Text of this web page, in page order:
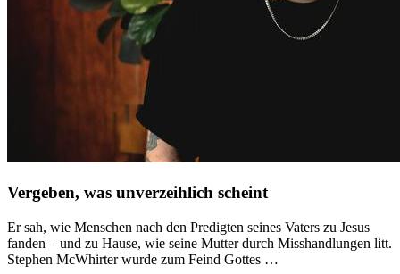
Vergeben, was unverzeihlich scheint
Er sah, wie Menschen nach den Predigten seines Vaters zu Jesus
fanden – und zu Hause, wie seine Mutter durch Misshandlungen litt.
Stephen McWhirter wurde zum Feind Gottes …